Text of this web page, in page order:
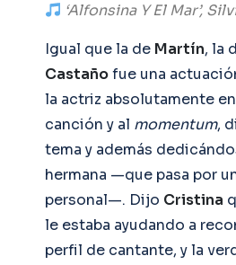
‘Alfonsina Y El Mar’,
Igual que la de Martín, la
Castañofue una
la actriz absolutamente
canción y al momentum,
tema y además
hermana —que pasa por
personal—. Dijo Cristina
le estaba ayudando a
perfil de cantante, y la